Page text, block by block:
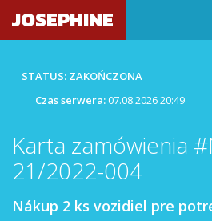
JOSEPHINE
STATUS: ZAKOŃCZONA
Czas serwera:07.08.2026 20:49
Karta zamówienia
21/2022-004
Nákup 2 ks vozidiel pre